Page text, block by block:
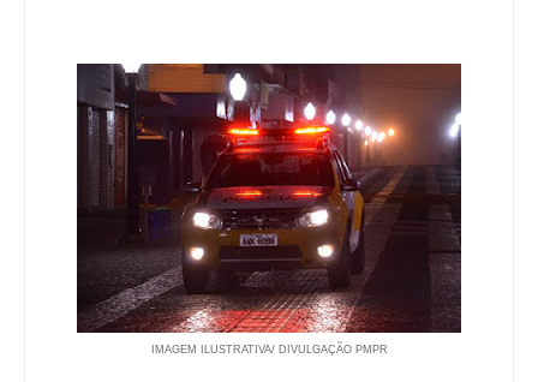
IMAGEM ILUSTRATIVA/ DIVULGAÇÃO PMPR